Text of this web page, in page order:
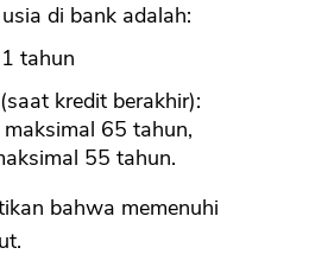
di bank adalah:
tahun
kredit berakhir):
65 tahun,
55 tahun.
bahwa memenuhi